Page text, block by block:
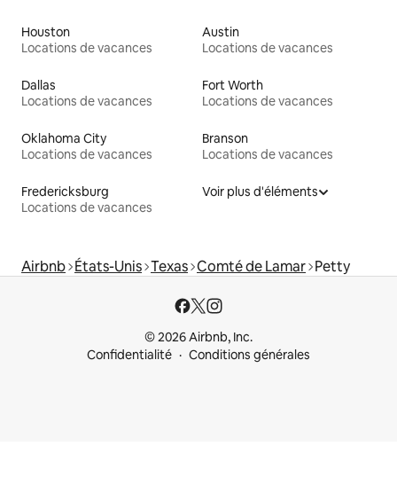
Houston
Locations de vacances
Austin
Locations de vacances
Dallas
Locations de vacances
Fort Worth
Locations de vacances
Oklahoma City
Locations de vacances
Branson
Locations de vacances
Fredericksburg
Locations de vacances
Voir plus d'éléments
Airbnb États-Unis Texas Comté de Lamar Petty
© 2026 Airbnb, Inc.
Confidentialité
Conditions générales